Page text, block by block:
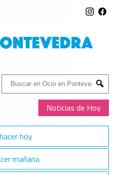
Buscar:
Submit
Noticias de Hoy
hoy
mañana